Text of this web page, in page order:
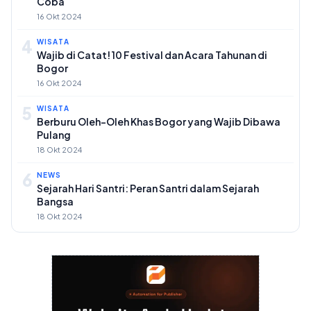
16 Okt 2024
4 WISATA
Wajib di Catat! 10 Festival dan Acara Tahunan di
Bogor
16 Okt 2024
5 WISATA
Berburu Oleh-Oleh Khas Bogor yang Wajib Dibawa
Pulang
18 Okt 2024
6 NEWS
Sejarah Hari Santri: Peran Santri dalam Sejarah
Bangsa
18 Okt 2024